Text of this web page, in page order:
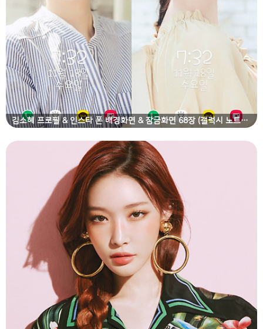
김소혜 프로필 & 인스타 폰 배경화면 & 잠금화면 68장 (갤럭시 노트8, 노트9, S8, S9)